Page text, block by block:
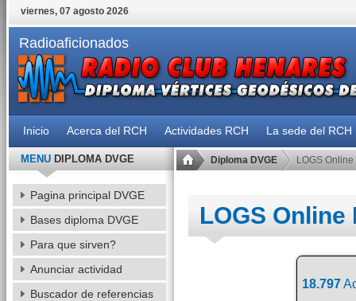
viernes, 07 agosto 2026
Radioaficionados
Inicio Acerca del RCH Actividades RCH La sede del RCH
Diploma DVGE LOGS Online
LOGS Online
18.797
MENUDIPLOMA DVGE
Pagina principal DVGE
Bases diploma DVGE
Para que sirven?
Anunciar actividad
Buscador de referencias